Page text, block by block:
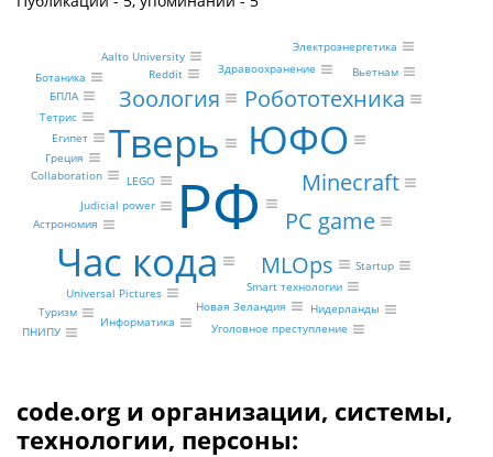
РФ
ЮФО
Тверь
Час кода MLOps
Робототехника
PC game
Minecraft
Зоология
LEGO
Universal Pictures
Judicial power
БПЛА
Collaboration
Астрономия
Smart технологии
Тетрис
Египет
Новая Зеландия
Греция
Нидерланды
Вьетнам
Здравоохранение
Startup
Туризм
Ботаника
Информатика
Электроэнергетика
Уголовное преступление
Reddit
ПНИПУ
Aalto University
code.org и организации, системы,
технологии, персоны: